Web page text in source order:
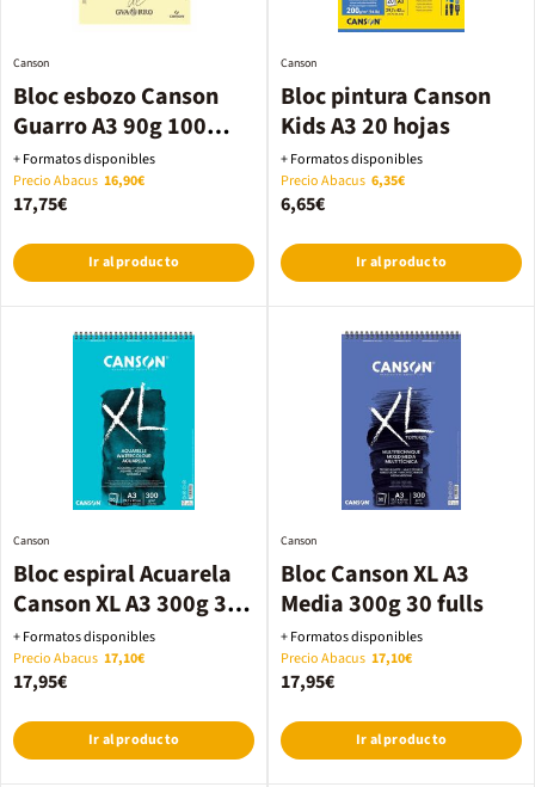
Bloc esbozo Canson
Guarro A3 90g 100
hojas
Canson
+ Formatos disponibles
Precio Abacus 16,90€
17,75€
Ir al producto
Bloc pintura Canson
Kids A3 20 hojas
Canson
+ Formatos disponibles
Precio Abacus 6,35€
6,65€
Ir al producto
Bloc espiral Acuarela
Canson XL A3 300g 30
hojas
Canson
+ Formatos disponibles
Precio Abacus 17,10€
17,95€
Ir al producto
Bloc Canson XL A3
Media 300g 30 fulls
Canson
+ Formatos disponibles
Precio Abacus 17,10€
17,95€
Ir al producto